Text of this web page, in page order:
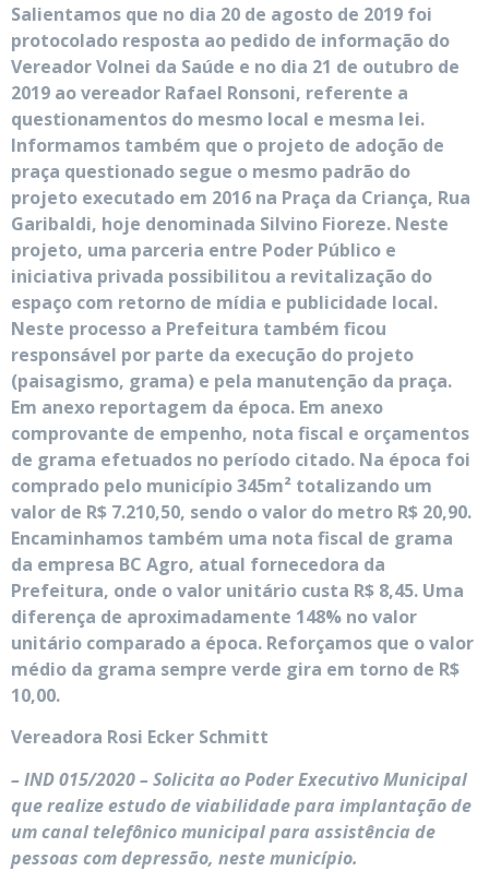
Salientamos que no dia 20 de agosto de 2019 foi
protocolado resposta ao pedido de informação do
Vereador Volnei da Saúde e no dia 21 de outubro de
2019 ao vereador Rafael Ronsoni, referente a
questionamentos do mesmo local e mesma lei.
Informamos também que o projeto de adoção de
praça questionado segue o mesmo padrão do
projeto executado em 2016 na Praça da Criança, Rua
Garibaldi, hoje denominada Silvino Fioreze. Neste
projeto, uma parceria entre Poder Público e
iniciativa privada possibilitou a revitalização do
espaço com retorno de mídia e publicidade local.
Neste processo a Prefeitura também ficou
responsável por parte da execução do projeto
(paisagismo, grama) e pela manutenção da praça.
Em anexo reportagem da época. Em anexo
comprovante de empenho, nota fiscal e orçamentos
de grama efetuados no período citado. Na época foi
comprado pelo município 345m² totalizando um
valor de R$ 7.210,50, sendo o valor do metro R$ 20,90.
Encaminhamos também uma nota fiscal de grama
da empresa BC Agro, atual fornecedora da
Prefeitura, onde o valor unitário custa R$ 8,45. Uma
diferença de aproximadamente 148% no valor
unitário comparado a época. Reforçamos que o valor
médio da grama sempre verde gira em torno de R$
10,00.
Vereadora Rosi Ecker Schmitt
– IND 015/2020 – Solicita ao Poder Executivo Municipal
que realize estudo de viabilidade para implantação de
um canal telefônico municipal para assistência de
pessoas com depressão, neste município.